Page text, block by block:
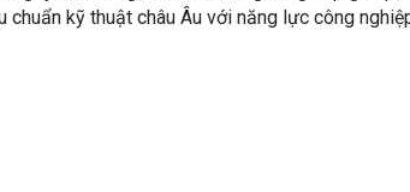
chuẩn kỹ thuật châu Âu với năng lực công